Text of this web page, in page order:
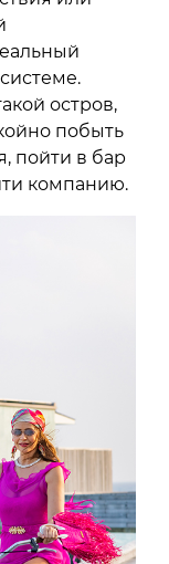
остров,
побыть
пойти в бар
компанию.